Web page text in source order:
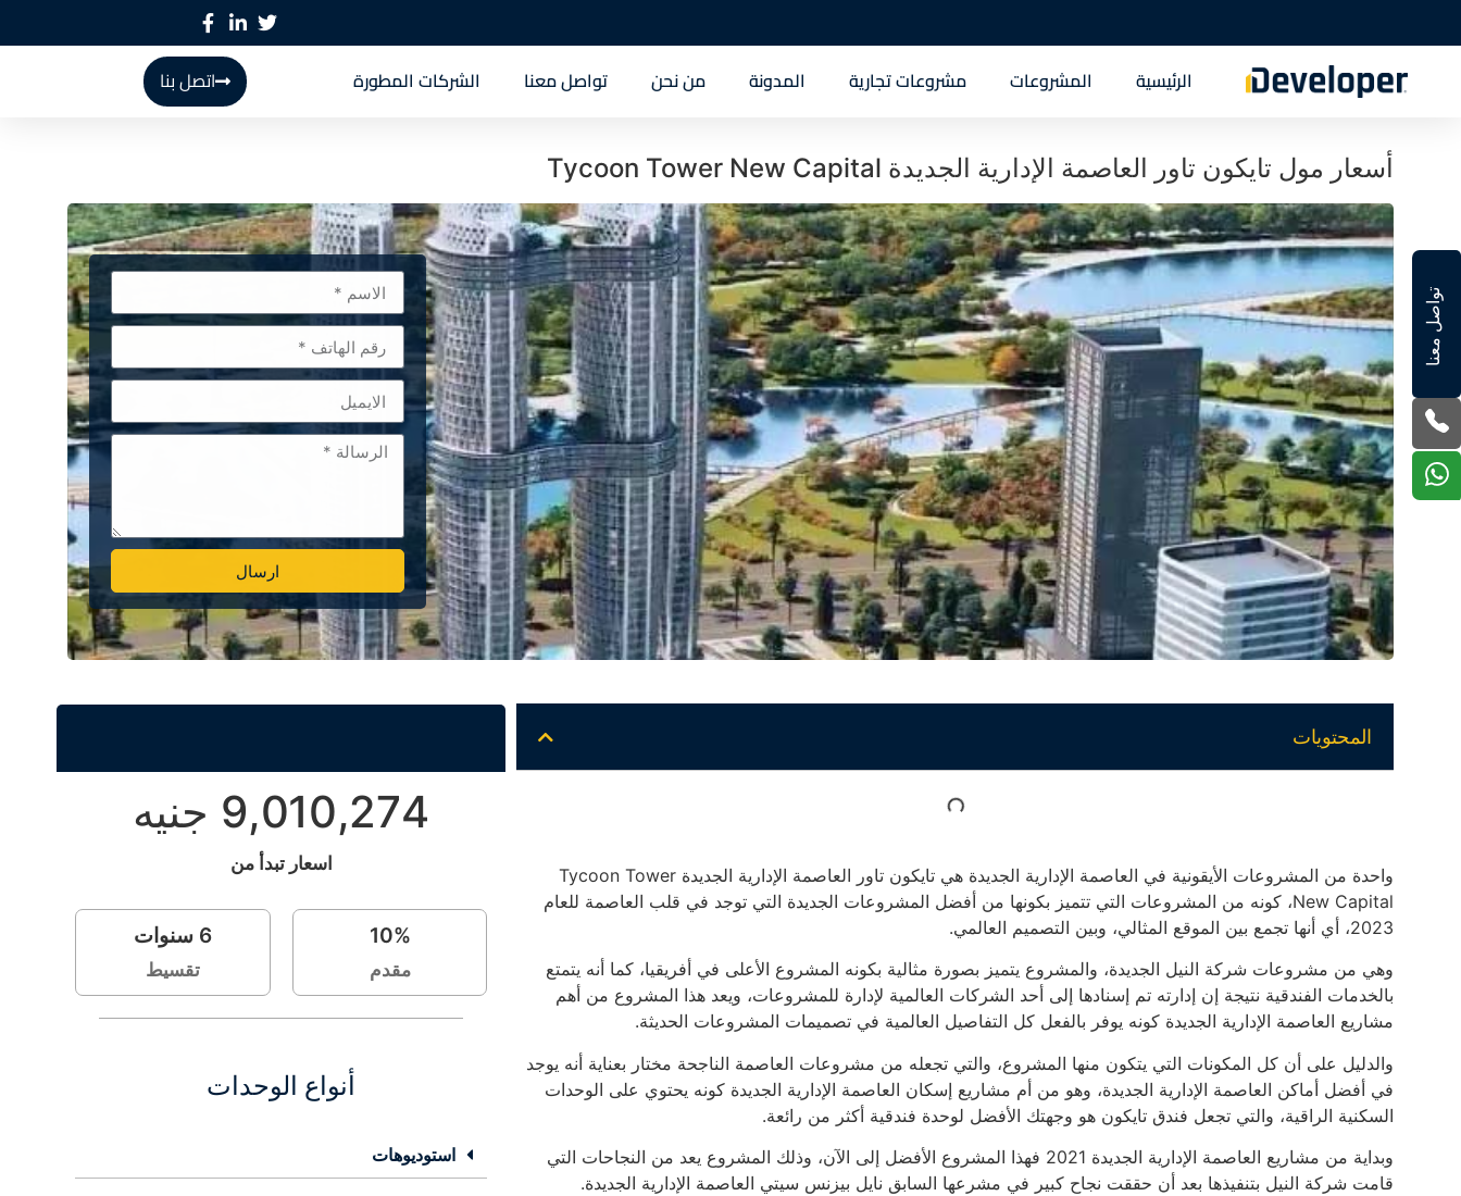
الرئيسية المشروعات مشروعات تجارية المدونة من نحن تواصل معنا الشركات المطورة اتصل بنا
أسعار مول تايكون تاور العاصمة الإدارية الجديدة Tycoon Tower New Capital
ارسال
Alternative:
تواصل معنا
المحتويات
واحدة من المشروعات الأيقونية في العاصمة الإدارية الجديدة هي تايكون تاور العاصمة الإدارية الجديدة Tycoon Tower
New Capital، كونه من المشروعات التي تتميز بكونها من أفضل المشروعات الجديدة التي توجد في قلب العاصمة للعام
2023، أي أنها تجمع بين الموقع المثالي، وبين التصميم العالمي.
وهي من مشروعات شركة النيل الجديدة، والمشروع يتميز بصورة مثالية بكونه المشروع الأعلى في أفريقيا، كما أنه يتمتع
بالخدمات الفندقية نتيجة إن إدارته تم إسنادها إلى أحد الشركات العالمية لإدارة للمشروعات، ويعد هذا المشروع من أهم
مشاريع العاصمة الإدارية الجديدة كونه يوفر بالفعل كل التفاصيل العالمية في تصميمات المشروعات الحديثة.
والدليل على أن كل المكونات التي يتكون منها المشروع، والتي تجعله من مشروعات العاصمة الناجحة مختار بعناية أنه يوجد
في أفضل أماكن العاصمة الإدارية الجديدة، وهو من أم مشاريع إسكان العاصمة الإدارية الجديدة كونه يحتوي على الوحدات
السكنية الراقية، والتي تجعل فندق تايكون هو وجهتك الأفضل لوحدة فندقية أكثر من رائعة.
وبداية من مشاريع العاصمة الإدارية الجديدة 2021 فهذا المشروع الأفضل إلى الآن، وذلك المشروع يعد من النجاحات التي
قامت شركة النيل بتنفيذها بعد أن حققت نجاح كبير في مشرعها السابق نايل بيزنس سيتي العاصمة الإدارية الجديدة.
9,010,274 جنيه
اسعار تبدأ من
10%
مقدم
6 سنوات
تقسيط
أنواع الوحدات
استوديوهات